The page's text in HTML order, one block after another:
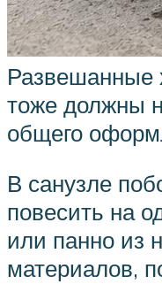
Развешанные
тоже должны
общего
В санузле
повесить на
или панно из
материалов,